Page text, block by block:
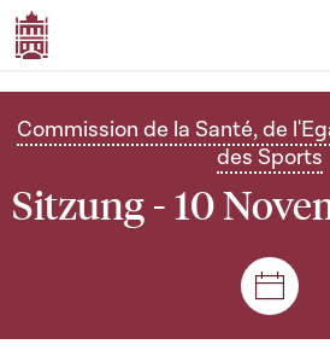
Commission de la Santé, de
des Sports
Sitzung - 10